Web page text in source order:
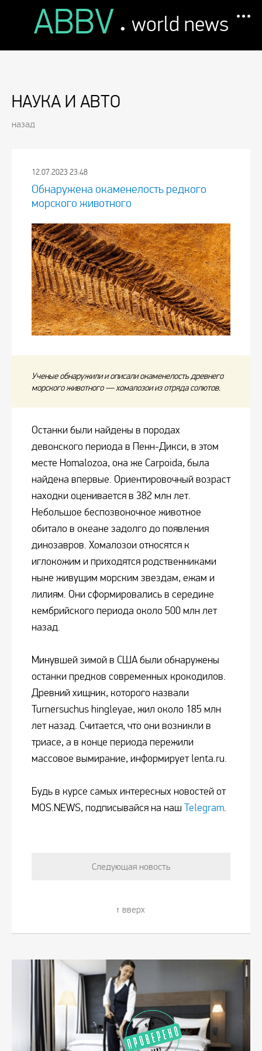
ABBV . world news
НАУКА И АВТО
назад
12.07.2023 23:48
Обнаружена окаменелость редкого
морского животного
Ученые обнаружили и описали окаменелость древнего
морского животного — хомалозои из отряда солютов.
Останки были найдены в породах
девонского периода в Пенн-Дикси, в этом
месте Homalozoa, она же Carpoida, была
найдена впервые. Ориентировочный возраст
находки оценивается в 382 млн лет.
Небольшое беспозвоночное животное
обитало в океане задолго до появления
динозавров. Хомалозои относятся к
иглокожим и приходятся родственниками
ныне живущим морским звездам, ежам и
лилиям. Они сформировались в середине
кембрийского периода около 500 млн лет
назад.
Минувшей зимой в США были обнаружены
останки предков современных крокодилов.
Древний хищник, которого назвали
Turnersuchus hingleyae, жил около 185 млн
лет назад. Считается, что они возникли в
триасе, а в конце периода пережили
массовое вымирание, информирует lenta.ru.
Будь в курсе самых интересных новостей от
MOS.NEWS, подписывайся на наш Telegram.
Следующая новость
вверх